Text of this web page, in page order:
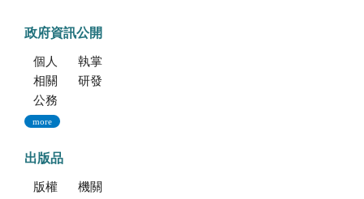
政府資訊公開
個人資料保護專區
執掌與組織
相關法規
研發成果
公務出國報告資訊網
more
出版品
版權聲明--本網站發表之所有文章，係為學術研究成果，不得引用於產品及食品之標示、宣傳及廣告。若不當引用，應自負法律責任。
機關簡介